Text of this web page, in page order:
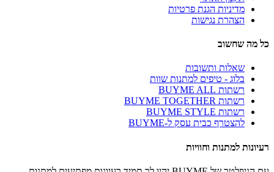
מדיניות הגנת פרטיות
הצהרת נגישות
כל מה שחשוב
שאלות ותשובות
בלוג - טיפים למתנות שוות
רשתות BUYME ALL
רשתות BUYME TOGETHER
רשתות BUYME STYLE
להצטרף כבית עסק ל-BUYME
רעיונות למתנות וחוויות